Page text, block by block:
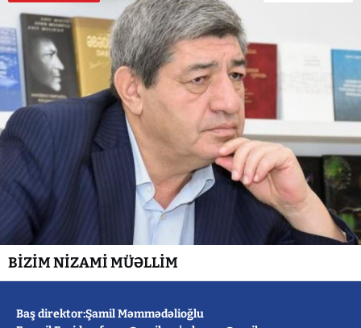
BİZİM NİZAMİ MÜƏLLİM
Baş direktor:Şamil Məmmədəlioğlu